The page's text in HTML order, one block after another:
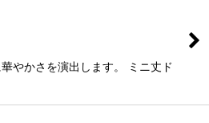
やかさを演出します。 ミニ丈ド